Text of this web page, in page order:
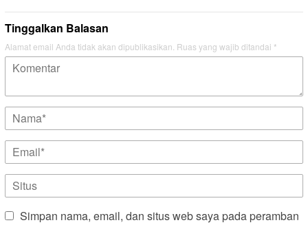
Tinggalkan Balasan
Alamat email Anda tidak akan dipublikasikan. Ruas yang wajib ditandai *
Simpan nama, email, dan situs web saya pada peramban